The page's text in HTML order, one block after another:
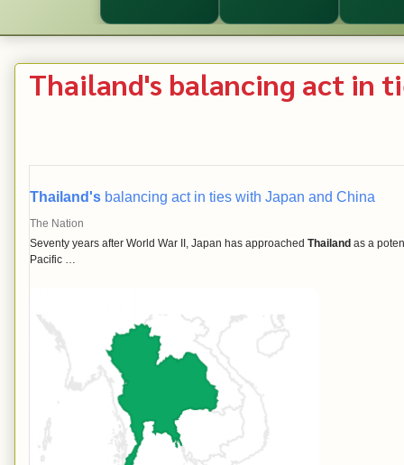
Thailand's balancing act in
Thailand's balancing act in ties with Japan and China
The Nation
Seventy years after World War II, Japan has approached Thailand as a
Pacific …